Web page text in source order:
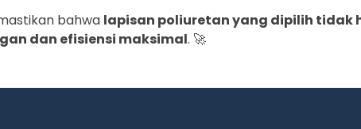
bahwa lapisan poliuretan yang dipilih tidak
dan efisiensi maksimal. 🚀